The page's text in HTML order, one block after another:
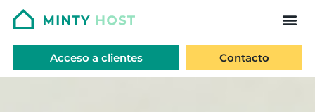
Acceso a clientes Contacto